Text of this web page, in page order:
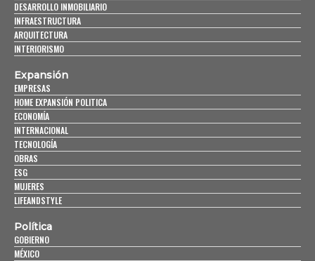
DESARROLLO INMOBILIARIO
INFRAESTRUCTURA
ARQUITECTURA
INTERIORISMO
Expansión
EMPRESAS
HOME EXPANSIÓN POLITICA
ECONOMÍA
INTERNACIONAL
TECNOLOGÍA
OBRAS
ESG
MUJERES
LIFEANDSTYLE
Política
GOBIERNO
MÉXICO